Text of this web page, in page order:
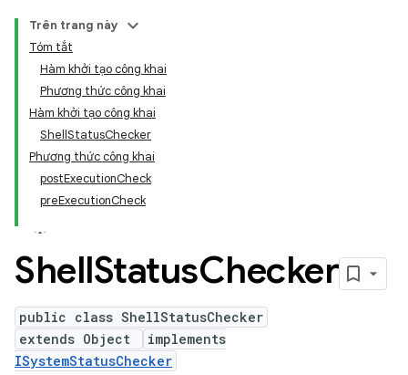
Trên trang này
Tóm tắt
Hàm khởi tạo công khai
Phương thức công khai
Hàm khởi tạo công khai
ShellStatusChecker
Phương thức công khai
postExecutionCheck
preExecutionCheck
ShellStatusChecker
public class ShellStatusChecker
extends Object
implements
ISystemStatusChecker